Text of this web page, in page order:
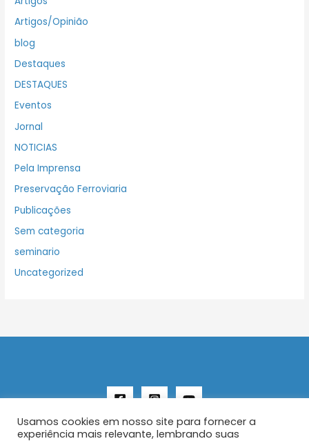
Artigos/Opinião
blog
Destaques
DESTAQUES
Eventos
Jornal
NOTICIAS
Pela Imprensa
Preservação Ferroviaria
Publicações
Sem categoria
seminario
Uncategorized
Usamos cookies em nosso site para fornecer a
experiência mais relevante, lembrando suas